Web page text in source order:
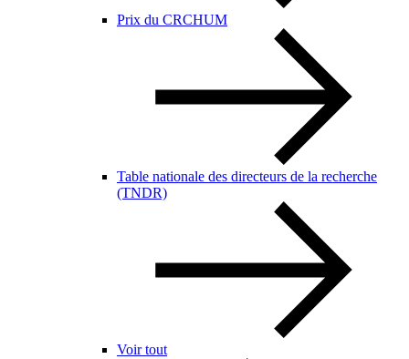
Prix du CRCHUM
Table nationale des directeurs de la recherche
(TNDR)
Voir tout